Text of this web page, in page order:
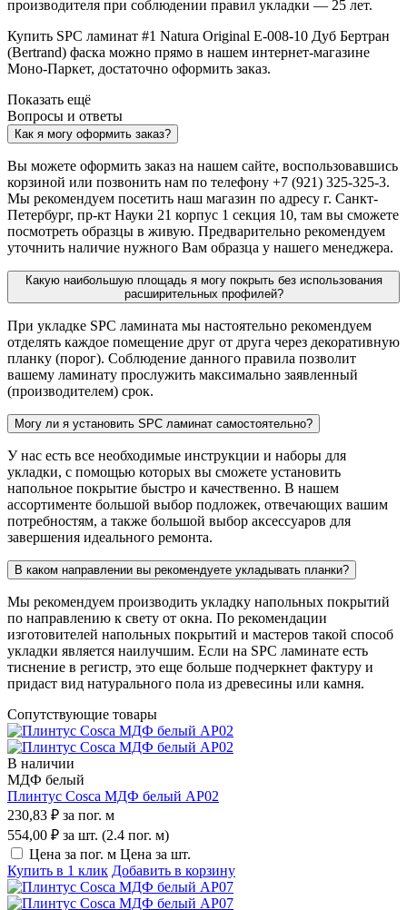
производителя при соблюдении правил укладки — 25 лет.
Купить SPC ламинат #1 Natura Original E-008-10 Дуб Бертран
(Bertrand) фаска можно прямо в нашем интернет-магазине
Моно-Паркет, достаточно оформить заказ.
Показать ещё
Вопросы и ответы
Как я могу оформить заказ?
Вы можете оформить заказ на нашем сайте, воспользовавшись
корзиной или позвонить нам по телефону +7 (921) 325-325-3.
Мы рекомендуем посетить наш магазин по адресу г. Санкт-
Петербург, пр-кт Науки 21 корпус 1 секция 10, там вы сможете
посмотреть образцы в живую. Предварительно рекомендуем
уточнить наличие нужного Вам образца у нашего менеджера.
Какую наибольшую площадь я могу покрыть без использования
расширительных профилей?
При укладке SPC ламината мы настоятельно рекомендуем
отделять каждое помещение друг от друга через декоративную
планку (порог). Соблюдение данного правила позволит
вашему ламинату прослужить максимально заявленный
(производителем) срок.
Могу ли я установить SPC ламинат самостоятельно?
У нас есть все необходимые инструкции и наборы для
укладки, с помощью которых вы сможете установить
напольное покрытие быстро и качественно. В нашем
ассортименте большой выбор подложек, отвечающих вашим
потребностям, а также большой выбор аксессуаров для
завершения идеального ремонта.
В каком направлении вы рекомендуете укладывать планки?
Мы рекомендуем производить укладку напольных покрытий
по направлению к свету от окна. По рекомендации
изготовителей напольных покрытий и мастеров такой способ
укладки является наилучшим. Если на SPC ламинате есть
тиснение в регистр, это еще больше подчеркнет фактуру и
придаст вид натурального пола из древесины или камня.
Сопутствующие товары
В наличии
МДФ белый
Плинтус Cosca МДФ белый AP02
230,83 ₽ за пог. м
554,00 ₽ за шт. (2.4 пог. м)
Цена за пог. м Цена за шт.
Купить в 1 клик Добавить в корзину